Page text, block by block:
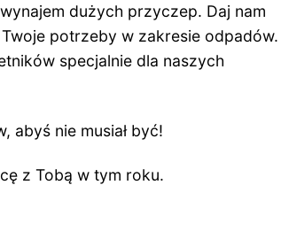
dużych przyczep. Daj nam
potrzeby w zakresie odpadów.
specjalnie dla naszych
abyś nie musiał być!
z Tobą w tym roku.